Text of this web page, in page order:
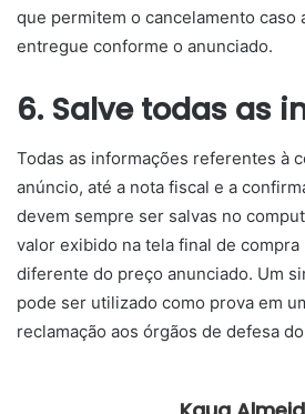
que permitem o cancelamento caso
entregue conforme o anunciado.
6. Salve todas as
Todas as informações referentes à
anúncio, até a nota fiscal e a
devem sempre ser salvas no
valor exibido na tela final de
diferente do preço anunciado. Um
pode ser utilizado como prova em
reclamação aos órgãos de defesa